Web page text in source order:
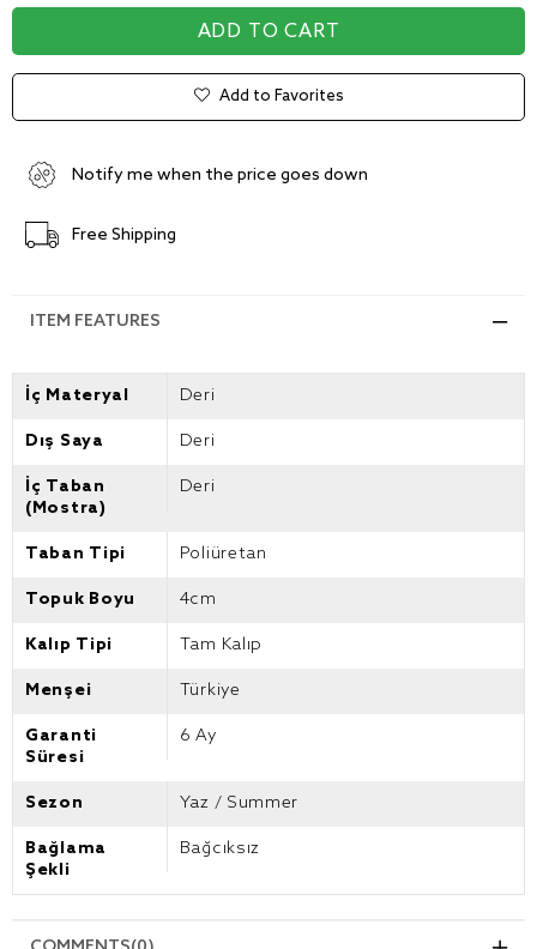
Add to Favorites
Notify me when the price goes down
Free Shipping
ITEM FEATURES
İç Materyal Deri
Dış Saya Deri
İç Taban
(Mostra)
Deri
Taban Tipi Poliüretan
Topuk Boyu 4cm
Kalıp Tipi Tam Kalıp
Menşei Türkiye
Garanti
Süresi
6 Ay
Sezon Yaz / Summer
Bağlama
Şekli
Bağcıksız